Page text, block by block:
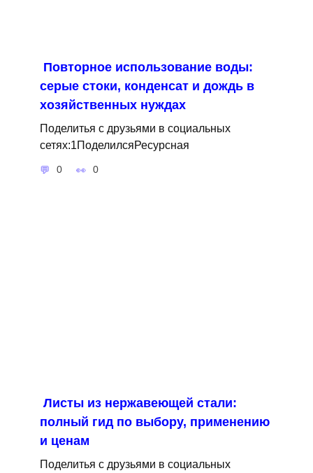
Повторное использование воды:
серые стоки, конденсат и дождь в
хозяйственных нуждах
Поделитья с друзьями в социальных
сетях:1ПоделилсяРесурсная
0 0
Листы из нержавеющей стали:
полный гид по выбору, применению
и ценам
Поделитья с друзьями в социальных